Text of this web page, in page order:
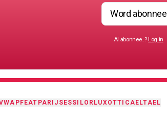
Word abonnee
Al abonnee..? Log in
FEAT PARIJSESSILORLUXOTTICAELTAEL